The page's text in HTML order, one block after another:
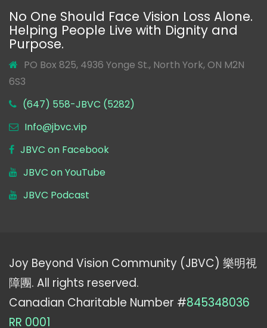
No One Should Face Vision Loss Alone.
Helping People Live with Dignity and
Purpose.
PO Box 825, 4936 Yonge St., North York, ON M2N
6S3
(647) 558-JBVC (5282)
Info@jbvc.vip
JBVC on Facebook
JBVC on YouTube
JBVC Podcast
Joy Beyond Vision Community (JBVC) 樂明視
障團. All rights reserved.
Canadian Charitable Number #845348036
RR 0001